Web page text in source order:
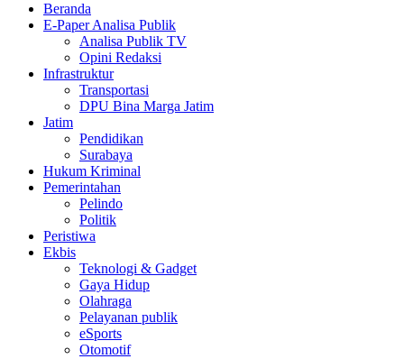
Beranda
E-Paper Analisa Publik
Analisa Publik TV
Opini Redaksi
Infrastruktur
Transportasi
DPU Bina Marga Jatim
Jatim
Pendidikan
Surabaya
Hukum Kriminal
Pemerintahan
Pelindo
Politik
Peristiwa
Ekbis
Teknologi & Gadget
Gaya Hidup
Olahraga
Pelayanan publik
eSports
Otomotif